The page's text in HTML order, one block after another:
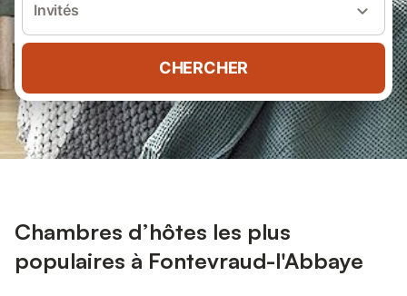
Invités
CHERCHER
Chambres d’hôtes les plus
populaires à Fontevraud-l'Abbaye